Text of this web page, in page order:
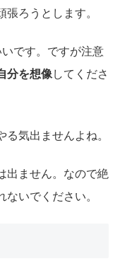
ろうとします。
です。ですが注意
分を想像 してくださ
気出ませんよね。
出ません。なので絶
いでください。